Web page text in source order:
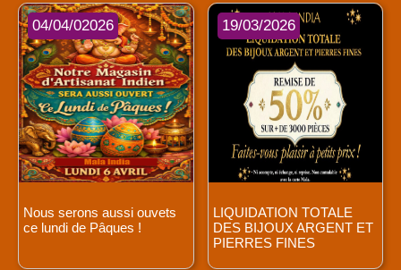
04/04/02026
Nous serons aussi ouvets
ce lundi de Pâques !
19/03/2026
LIQUIDATION TOTALE
DES BIJOUX ARGENT ET
PIERRES FINES